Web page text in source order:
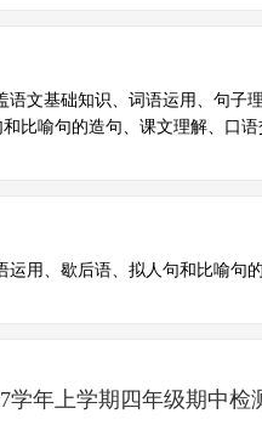
文基础知识、词语运用、句子
比喻句的造句、课文理解、口
用、歇后语、拟人句和比喻句
学年上学期四年级期中检